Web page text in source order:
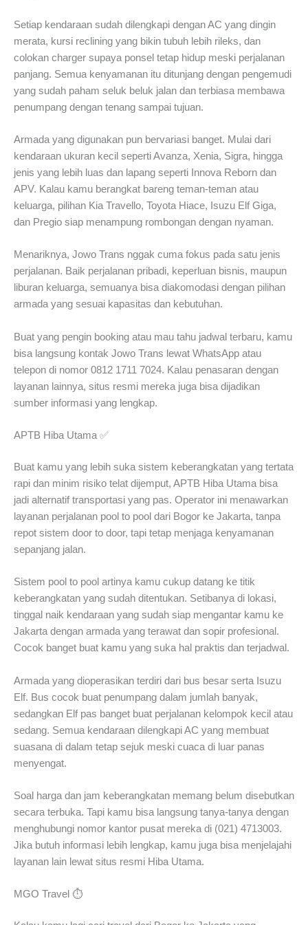
Setiap kendaraan sudah dilengkapi dengan AC yang dingin
merata, kursi reclining yang bikin tubuh lebih rileks, dan
colokan charger supaya ponsel tetap hidup meski perjalanan
panjang. Semua kenyamanan itu ditunjang dengan pengemudi
yang sudah paham seluk beluk jalan dan terbiasa membawa
penumpang dengan tenang sampai tujuan.
Armada yang digunakan pun bervariasi banget. Mulai dari
kendaraan ukuran kecil seperti Avanza, Xenia, Sigra, hingga
jenis yang lebih luas dan lapang seperti Innova Reborn dan
APV. Kalau kamu berangkat bareng teman-teman atau
keluarga, pilihan Kia Travello, Toyota Hiace, Isuzu Elf Giga,
dan Pregio siap menampung rombongan dengan nyaman.
Menariknya, Jowo Trans nggak cuma fokus pada satu jenis
perjalanan. Baik perjalanan pribadi, keperluan bisnis, maupun
liburan keluarga, semuanya bisa diakomodasi dengan pilihan
armada yang sesuai kapasitas dan kebutuhan.
Buat yang pengin booking atau mau tahu jadwal terbaru, kamu
bisa langsung kontak Jowo Trans lewat WhatsApp atau
telepon di nomor 0812 1711 7024. Kalau penasaran dengan
layanan lainnya, situs resmi mereka juga bisa dijadikan
sumber informasi yang lengkap.
APTB Hiba Utama ✅
Buat kamu yang lebih suka sistem keberangkatan yang tertata
rapi dan minim risiko telat dijemput, APTB Hiba Utama bisa
jadi alternatif transportasi yang pas. Operator ini menawarkan
layanan perjalanan pool to pool dari Bogor ke Jakarta, tanpa
repot sistem door to door, tapi tetap menjaga kenyamanan
sepanjang jalan.
Sistem pool to pool artinya kamu cukup datang ke titik
keberangkatan yang sudah ditentukan. Setibanya di lokasi,
tinggal naik kendaraan yang sudah siap mengantar kamu ke
Jakarta dengan armada yang terawat dan sopir profesional.
Cocok banget buat kamu yang suka hal praktis dan terjadwal.
Armada yang dioperasikan terdiri dari bus besar serta Isuzu
Elf. Bus cocok buat penumpang dalam jumlah banyak,
sedangkan Elf pas banget buat perjalanan kelompok kecil atau
sedang. Semua kendaraan dilengkapi AC yang membuat
suasana di dalam tetap sejuk meski cuaca di luar panas
menyengat.
Soal harga dan jam keberangkatan memang belum disebutkan
secara terbuka. Tapi kamu bisa langsung tanya-tanya dengan
menghubungi nomor kantor pusat mereka di (021) 4713003.
Jika butuh informasi lebih lengkap, kamu juga bisa menjelajahi
layanan lain lewat situs resmi Hiba Utama.
MGO Travel ⏱️